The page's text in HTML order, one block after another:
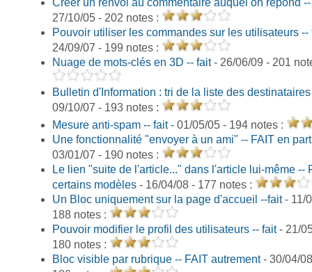
Créer un renvoi au commentaire auquel on répond
27/10/05 - 202 notes :
Pouvoir utiliser les commandes sur les utilisateurs --
24/09/07 - 199 notes :
Nuage de mots-clés en 3D -- fait- 26/06/09 - 201
Bulletin d'Information : tri de la liste des
09/10/07 - 193 notes :
Mesure anti-spam -- fait- 01/05/05 - 194 notes :
Une fonctionnalité "envoyer à un ami" -- FAIT en
03/01/07 - 190 notes :
Le lien "suite de l'article..." dans l'article lui-même --
certains modèles - 16/04/08 - 177 notes :
Un Bloc uniquement sur la page d'accueil --fait- 11/
188 notes :
Pouvoir modifier le profil des utilisateurs -- fait- 21/
180 notes :
Bloc visible par rubrique -- FAIT autrement- 30/04/